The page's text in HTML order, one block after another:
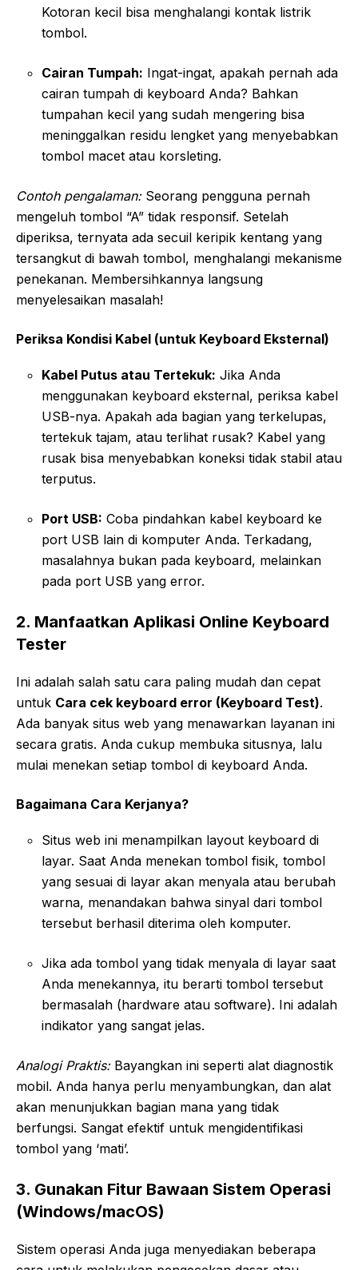
Kotoran kecil bisa menghalangi kontak listrik
tombol.
Cairan Tumpah: Ingat-ingat, apakah pernah ada
cairan tumpah di keyboard Anda? Bahkan
tumpahan kecil yang sudah mengering bisa
meninggalkan residu lengket yang menyebabkan
tombol macet atau korsleting.
Contoh pengalaman:Seorang pengguna pernah
mengeluh tombol “A” tidak responsif. Setelah
diperiksa, ternyata ada secuil keripik kentang yang
tersangkut di bawah tombol, menghalangi mekanisme
penekanan. Membersihkannya langsung
menyelesaikan masalah!
Periksa Kondisi Kabel (untuk Keyboard Eksternal)
Kabel Putus atau Tertekuk: Jika Anda
menggunakan keyboard eksternal, periksa kabel
USB-nya. Apakah ada bagian yang terkelupas,
tertekuk tajam, atau terlihat rusak? Kabel yang
rusak bisa menyebabkan koneksi tidak stabil atau
terputus.
Port USB: Coba pindahkan kabel keyboard ke
port USB lain di komputer Anda. Terkadang,
masalahnya bukan pada keyboard, melainkan
pada port USB yang error.
2. Manfaatkan Aplikasi Online Keyboard
Tester
Ini adalah salah satu cara paling mudah dan cepat
untuk Cara cek keyboard error (Keyboard Test).
Ada banyak situs web yang menawarkan layanan ini
secara gratis. Anda cukup membuka situsnya, lalu
mulai menekan setiap tombol di keyboard Anda.
Bagaimana Cara Kerjanya?
Situs web ini menampilkan layout keyboard di
layar. Saat Anda menekan tombol fisik, tombol
yang sesuai di layar akan menyala atau berubah
warna, menandakan bahwa sinyal dari tombol
tersebut berhasil diterima oleh komputer.
Jika ada tombol yang tidak menyala di layar saat
Anda menekannya, itu berarti tombol tersebut
bermasalah (hardware atau software). Ini adalah
indikator yang sangat jelas.
Analogi Praktis:Bayangkan ini seperti alat diagnostik
mobil. Anda hanya perlu menyambungkan, dan alat
akan menunjukkan bagian mana yang tidak
berfungsi. Sangat efektif untuk mengidentifikasi
tombol yang ‘mati’.
3. Gunakan Fitur Bawaan Sistem Operasi
(Windows/macOS)
Sistem operasi Anda juga menyediakan beberapa